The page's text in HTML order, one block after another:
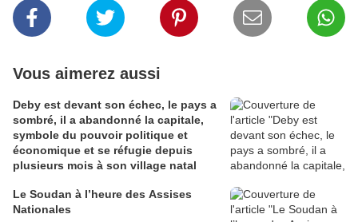
Vous aimerez aussi
Deby est devant son échec, le pays a
sombré, il a abandonné la capitale,
symbole du pouvoir politique et
économique et se réfugie depuis
plusieurs mois à son village natal
Le Soudan à l’heure des Assises
Nationales